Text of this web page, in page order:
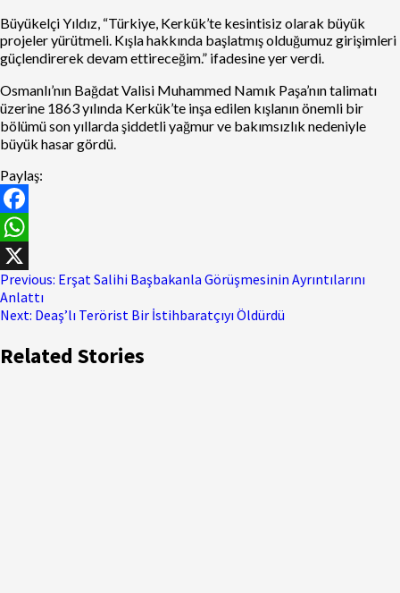
Büyükelçi Yıldız, “Türkiye, Kerkük’te kesintisiz olarak büyük
projeler yürütmeli. Kışla hakkında başlatmış olduğumuz girişimleri
güçlendirerek devam ettireceğim.” ifadesine yer verdi.
Osmanlı’nın Bağdat Valisi Muhammed Namık Paşa’nın talimatı
üzerine 1863 yılında Kerkük’te inşa edilen kışlanın önemli bir
bölümü son yıllarda şiddetli yağmur ve bakımsızlık nedeniyle
büyük hasar gördü.
Paylaş:
Facebook
WhatsApp
X
Previous: Erşat Salihi Başbakanla Görüşmesinin Ayrıntılarını
Anlattı
Next: Deaş’lı Terörist Bir İstihbaratçıyı Öldürdü
Related Stories